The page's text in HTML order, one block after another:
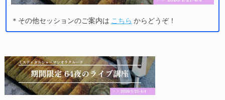
＊その他セッションのご案内は こちら からどうぞ！